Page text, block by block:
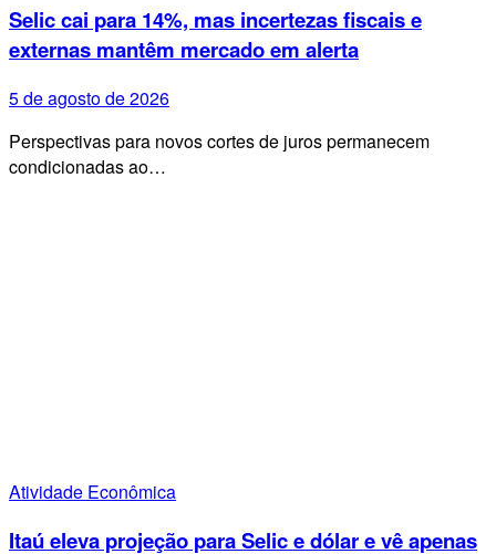
Selic cai para 14%, mas incertezas fiscais e
externas mantêm mercado em alerta
5 de agosto de 2026
Perspectivas para novos cortes de juros permanecem
condicionadas ao…
Atividade Econômica
Itaú eleva projeção para Selic e dólar e vê apenas